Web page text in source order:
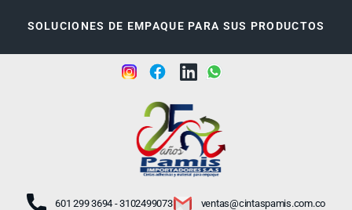
SOLUCIONES DE EMPAQUE PARA SUS PRODUCTOS
601 299 3694 - 3102499073
ventas@cintaspamis.com.co